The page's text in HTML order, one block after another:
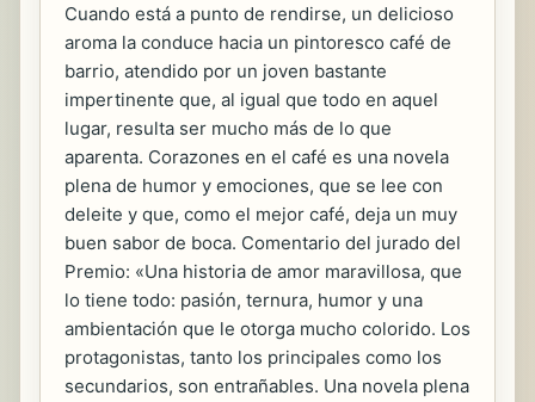
Cuando está a punto de rendirse, un delicioso
aroma la conduce hacia un pintoresco café de
barrio, atendido por un joven bastante
impertinente que, al igual que todo en aquel
lugar, resulta ser mucho más de lo que
aparenta. Corazones en el café es una novela
plena de humor y emociones, que se lee con
deleite y que, como el mejor café, deja un muy
buen sabor de boca. Comentario del jurado del
Premio: «Una historia de amor maravillosa, que
lo tiene todo: pasión, ternura, humor y una
ambientación que le otorga mucho colorido. Los
protagonistas, tanto los principales como los
secundarios, son entrañables. Una novela plena